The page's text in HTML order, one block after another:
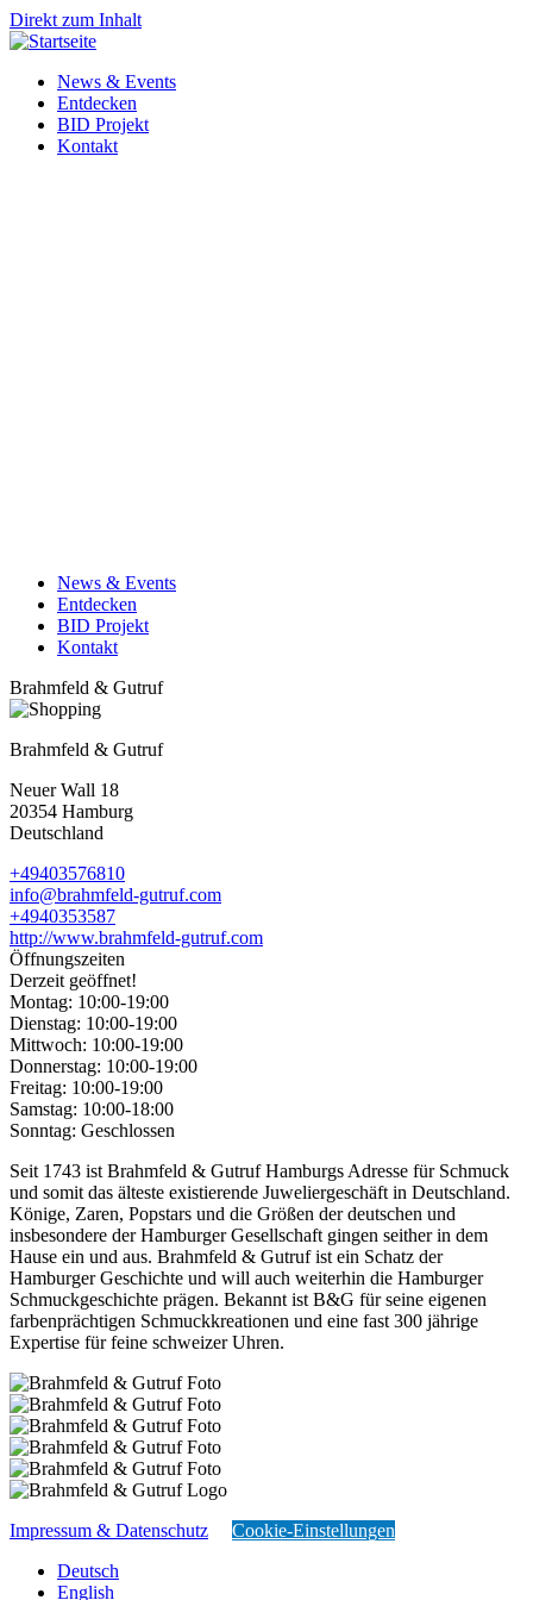
Direkt zum Inhalt
News & Events
Entdecken
BID Projekt
Kontakt
News & Events
Entdecken
BID Projekt
Kontakt
Brahmfeld & Gutruf
Brahmfeld & Gutruf
Neuer Wall 18
20354 Hamburg
Deutschland
+49403576810
info@brahmfeld-gutruf.com
+4940353587
http://www.brahmfeld-gutruf.com
Öffnungszeiten
Derzeit geöffnet!
Montag: 10:00-19:00
Dienstag: 10:00-19:00
Mittwoch: 10:00-19:00
Donnerstag: 10:00-19:00
Freitag: 10:00-19:00
Samstag: 10:00-18:00
Sonntag: Geschlossen
Seit 1743 ist Brahmfeld & Gutruf Hamburgs Adresse für Schmuck
und somit das älteste existierende Juweliergeschäft in Deutschland.
Könige, Zaren, Popstars und die Größen der deutschen und
insbesondere der Hamburger Gesellschaft gingen seither in dem
Hause ein und aus. Brahmfeld & Gutruf ist ein Schatz der
Hamburger Geschichte und will auch weiterhin die Hamburger
Schmuckgeschichte prägen. Bekannt ist B&G für seine eigenen
farbenprächtigen Schmuckkreationen und eine fast 300 jährige
Expertise für feine schweizer Uhren.
Impressum & Datenschutz
Cookie-Einstellungen
Deutsch
English